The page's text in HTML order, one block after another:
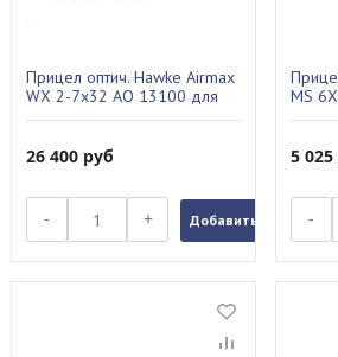
Прицел оптич. Hawke Airmax
WX 2-7х32 AO 13100 для
26 400 руб
- + Добавить в заказ
MS
5 025
-